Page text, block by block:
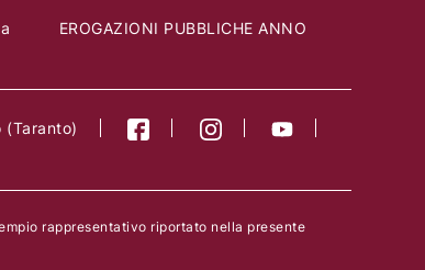
EROGAZIONI PUBBLICHE ANNO
(Taranto)
rappresentativo riportato nella presente